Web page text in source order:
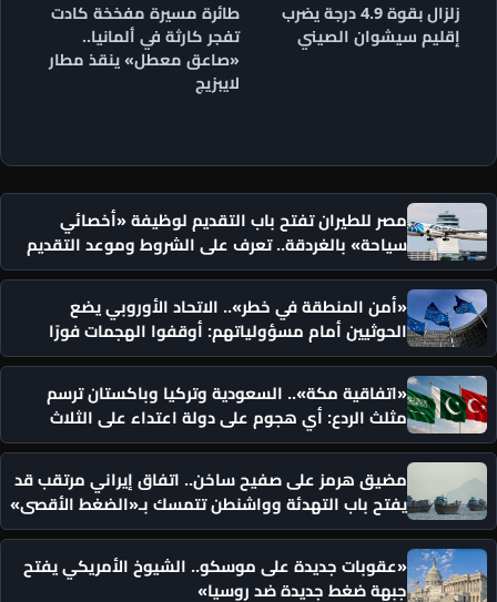
زلزال بقوة 4.9 درجة يضرب
إقليم سيشوان الصيني
طائرة مسيرة مفخخة كادت
تفجر كارثة في ألمانيا..
«صاعق معطل» ينقذ مطار
لايبزيج
مصر للطيران تفتح باب التقديم لوظيفة «أخصائي
سياحة» بالغردقة.. تعرف على الشروط وموعد التقديم
«أمن المنطقة في خطر».. الاتحاد الأوروبي يضع
الحوثيين أمام مسؤولياتهم: أوقفوا الهجمات فورًا
«اتفاقية مكة».. السعودية وتركيا وباكستان ترسم
مثلث الردع: أي هجوم على دولة اعتداء على الثلاث
مضيق هرمز على صفيح ساخن.. اتفاق إيراني مرتقب قد
يفتح باب التهدئة وواشنطن تتمسك بـ«الضغط الأقصى»
«عقوبات جديدة على موسكو.. الشيوخ الأمريكي يفتح
جبهة ضغط جديدة ضد روسيا»